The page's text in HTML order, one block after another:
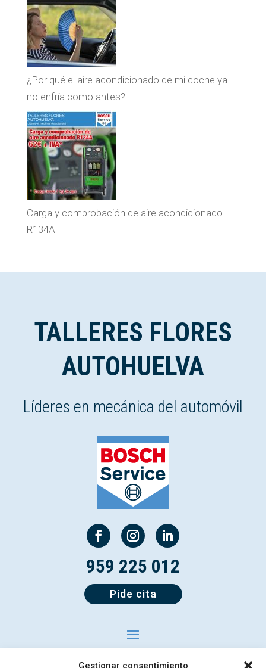
Gestionar consentimiento
¿Por qué el aire acondicionado de mi coche ya
no enfría como antes?
Carga y comprobación de aire acondicionado
R134A
TALLERES FLORES
AUTOHUELVA
Líderes en mecánica del automóvil
959 225 012
Pide cita